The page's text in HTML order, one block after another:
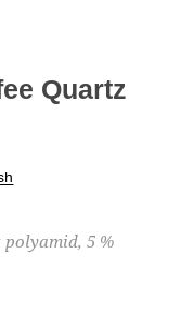
Quartz
polyamid, 5 %